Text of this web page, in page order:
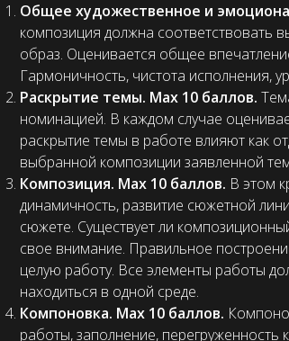
Общее художественное и
композиция должна соответствовать
образ. Оценивается общее
Гармоничность, чистота исполнения,
Раскрытие темы. Max 10 баллов.
номинацией. В каждом случае
раскрытие темы в работе влияют как
выбранной композиции заявленной
Композиция. Max 10 баллов. В этом
динамичность, развитие сюжетной
сюжете. Существует ли
свое внимание. Правильное
целую работу. Все элементы работы
находиться в одной среде.
Компоновка. Max 10 баллов.
работы, заполнение, перегруженность